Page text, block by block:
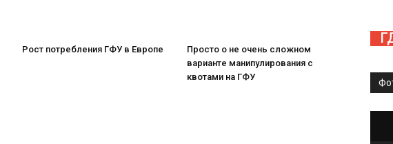
Рост потребления ГФУ в Европе
Просто о не очень сложном
варианте манипулирования с
квотами на ГФУ